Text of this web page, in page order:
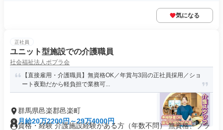
気になる
正社員
ユニット型施設での介護職員
社会福祉法人ポプラ会
【直接雇用・介護職員】無資格OK／年賞与3回の正社員採用／ショ
ート夜勤だから軽負担で業務可...
群馬県邑楽郡邑楽町
月給20万2200円～29万4000円
資格・経験 介護施設経験がある方（年数不問） 無資格、ブラ